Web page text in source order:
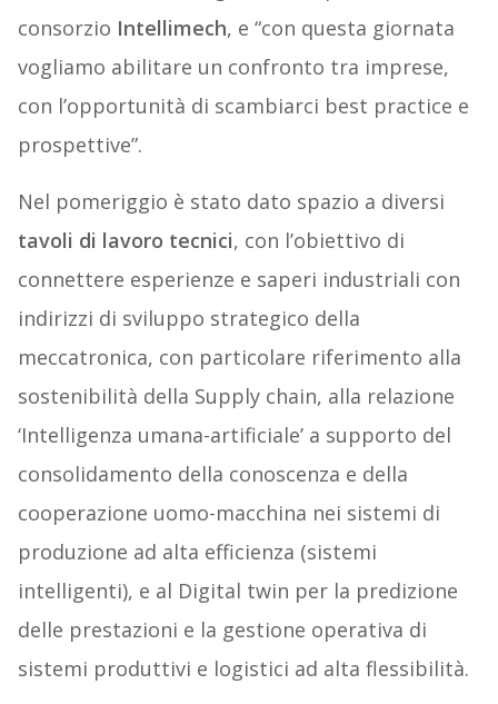
consorzio Intellimech, e “con questa giornata
vogliamo abilitare un confronto tra imprese,
con l’opportunità di scambiarci best practice e
prospettive”.
Nel pomeriggio è stato dato spazio a diversi
tavoli di lavoro tecnici, con l’obiettivo di
connettere esperienze e saperi industriali con
indirizzi di sviluppo strategico della
meccatronica, con particolare riferimento alla
sostenibilità della Supply chain, alla relazione
‘Intelligenza umana-artificiale’ a supporto del
consolidamento della conoscenza e della
cooperazione uomo-macchina nei sistemi di
produzione ad alta efficienza (sistemi
intelligenti), e al Digital twin per la predizione
delle prestazioni e la gestione operativa di
sistemi produttivi e logistici ad alta flessibilità.